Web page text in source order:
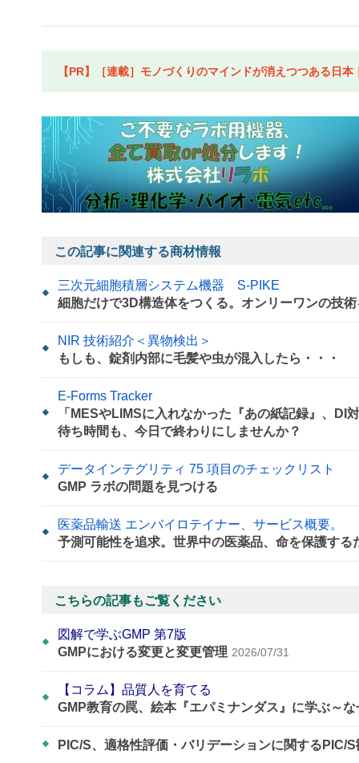
【PR】［連載］モノづくりのマインドが消えつつある日
この記事に関連する商材情報
三次元細胞積層システム機器 S-PIKE
細胞だけで3D構造体をつくる。オンリーワンの技
NIR 技術紹介＜異物検出＞
もしも、錠剤内部に毛髪や虫が混入したら・・・
E-Forms Tracker
「MESやLIMSに入れなかった『あの紙記録』、
待ち時間も、今日で終わりにしませんか？
データインテグリティ 75 項目のチェックリスト
GMP ラボの問題を見つける
医薬品輸送 エンバイロテイナー、サービス概要。
予測可能性を追求。世界中の医薬品、命を保護する
こちらの記事もご覧ください
図解で学ぶGMP 第7版
GMPにおける変更と変更管理 2026/07/31
【コラム】品質人を育てる
GMP教育の罠、絵本『エパミナンダス』に学ぶ～
PIC/S、適格性評価・バリデーションに関するPIC/